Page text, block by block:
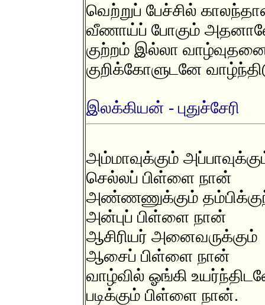
வெற்றுப் பேச்சில்
வீணாய்ப் போகும்
குற்றம் இல்லா
குறிக்கோளுடனே
இலக்கியன் - புதுச்சேரி
அம்மாவுக்கும்
செல்லப் பிள்ளை நான்
அண்ணணுக்கும்
அன்புப் பிள்ளை நான்
ஆசிரியர் அனைவருக்கும்
ஆசைப் பிள்ளை நான்
வாழ்வில் ஓங்கி
படிக்கும் பிள்ளை நான்.